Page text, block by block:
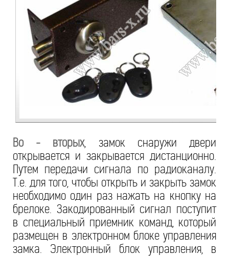
Во - вторых, замок снаружи двери
открывается и закрывается дистанционно.
Путем передачи сигнала по радиоканалу.
Т.е. для того, чтобы открыть и закрыть замок
необходимо один раз нажать на кнопку на
брелоке. Закодированный сигнал поступит
в специальный приемник команд, который
размещен в электронном блоке управления
замка. Электронный блок управления, в